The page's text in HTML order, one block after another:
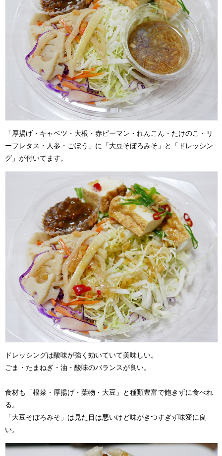
「厚揚げ・キャベツ・大根・赤ピーマン・れんこん・たけのこ・リ
ーフレタス・人参・ごぼう」に「大豆そぼろみそ」と「ドレッシン
グ」が付いてます。
ドレッシングは酸味が強く効いていて美味しい。
ごま・たまねぎ・油・酸味のバランスが良い。
食材も「根菜・厚揚げ・葉物・大豆」と種類豊富で飽きずに食べれ
る。
「大豆そぼろみそ」は見た目は悪いけど味がきつすぎず味変に良
い。